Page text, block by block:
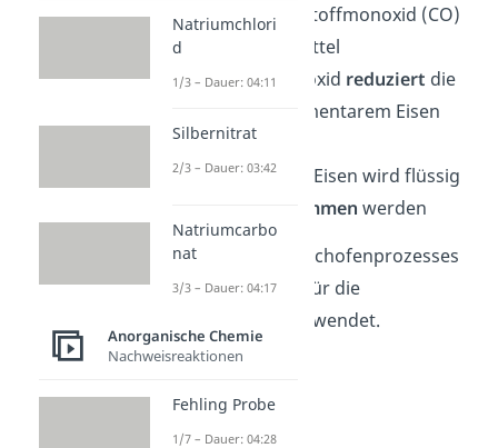
entsteht Kohlenstoffmonoxid (CO)
als Reduktionsmittel
Kohlenstoffmonoxid reduziert die
Eisenerze zu elementarem Eisen
(Fe)
das entstehende Eisen wird flüssig
entnommen werden
Das Roheisen des Hochofenprozesses
wird beispielsweise für die
verwendet.
Natriumchlori
d
1/3 – Dauer: 04:11
Silbernitrat
2/3 – Dauer: 03:42
Natriumcarbo
nat
3/3 – Dauer: 04:17
Anorganische Chemie
Nachweisreaktionen
Fehling Probe
1/7 – Dauer: 04:28